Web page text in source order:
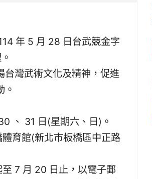
年 5 月 28 日台武競金字
台灣武術文化及精神，促進
。
、 31 日(星期六、日)。
育館(新北市板橋區中正路
7 月 20 日止，以電子郵